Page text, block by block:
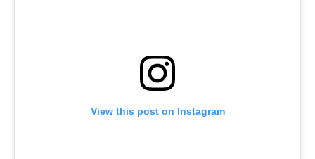
View this post on Instagram